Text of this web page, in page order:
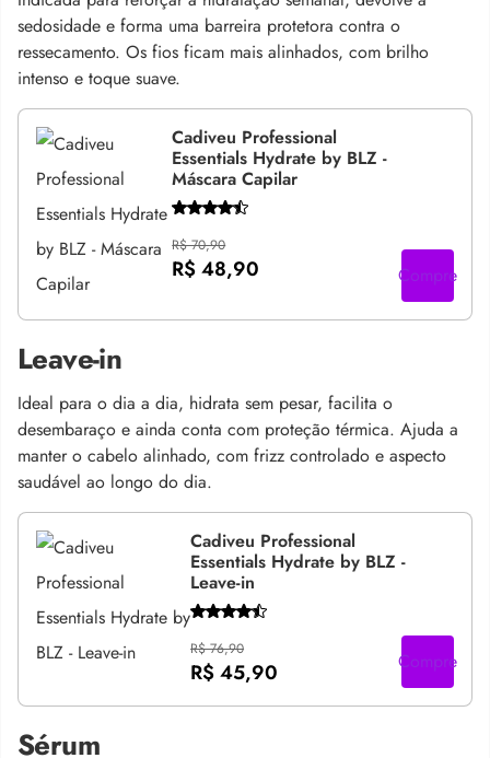
sedosidade e forma uma barreira protetora contra o
ressecamento. Os fios ficam mais alinhados, com brilho
intenso e toque suave.
Cadiveu Professional
Essentials Hydrate by BLZ -
Máscara Capilar
R$ 70,90
R$ 48,90 Compre
Leave-in
Ideal para o dia a dia, hidrata sem pesar, facilita o
desembaraço e ainda conta com proteção térmica. Ajuda a
manter o cabelo alinhado, com frizz controlado e aspecto
saudável ao longo do dia.
Cadiveu Professional
Essentials Hydrate by BLZ -
Leave-in
R$ 76,90
R$ 45,90 Compre
Sérum